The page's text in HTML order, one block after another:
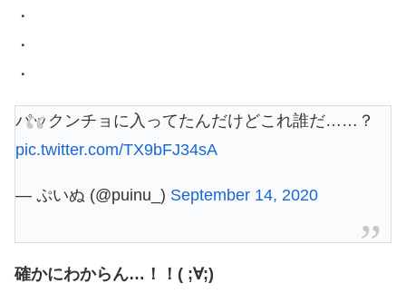
・
・
・
パックンチョに入ってたんだけどこれ誰だ……？
pic.twitter.com/TX9bFJ34sA
— ぷいぬ (@puinu_) September 14, 2020
確かにわからん…！！( ;∀;)